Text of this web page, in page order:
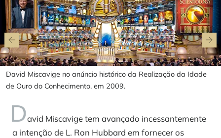
David Miscavige no anúncio histórico da Realização da Idade
de Ouro do Conhecimento, em 2009.
David Miscavige tem avançado incessantemente
a intenção de L. Ron Hubbard em fornecer os